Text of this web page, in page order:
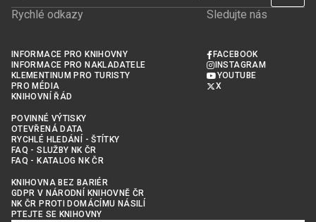
Rychlé odkazy
INFORMACE PRO KNIHOVNY
INFORMACE PRO NAKLADATELE
KLEMENTINUM PRO TURISTY
PRO MÉDIA
KNIHOVNÍ ŘÁD
POVINNÉ VÝTISKY
OTEVŘENÁ DATA
RYCHLÉ HLEDÁNÍ - ŠTÍTKY
FAQ - SLUŽBY NK ČR
FAQ - KATALOG NK ČR
KNIHOVNA BEZ BARIÉR
GDPR V NÁRODNÍ KNIHOVNĚ ČR
NK ČR PROTI DOMÁCÍMU NÁSILÍ
PTEJTE SE KNIHOVNY
Sledujte nás
FACEBOOK
INSTAGRAM
YOUTUBE
X